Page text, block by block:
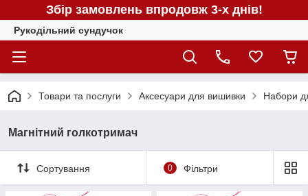
Збір замовлень впродовж 3-х днів!
Рукодільний сундучок
Товари та послуги Аксесуари для вишивки Набори
Магнітний голкотримач
Сортування 0 Фільтри